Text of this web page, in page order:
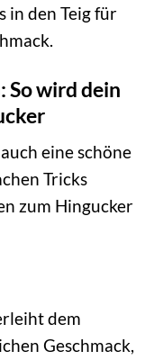
in den Teig für
So wird dein
eine schöne
Tricks
zum Hingucker
dem
Geschmack,